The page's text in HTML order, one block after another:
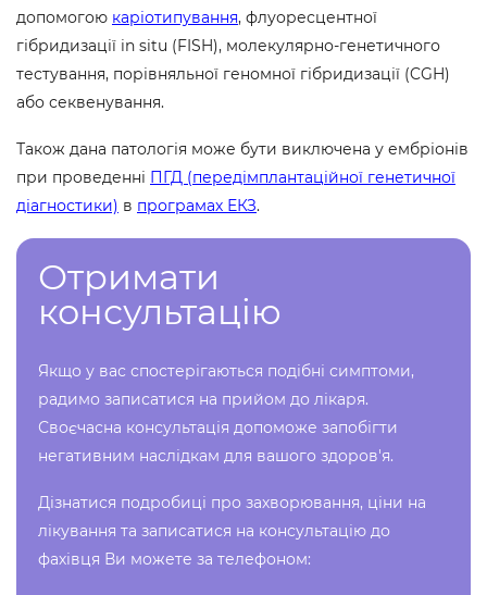
допомогою каріотипування, флуоресцентної
гібридизації in situ (FISH), молекулярно-генетичного
тестування, порівняльної геномної гібридизації (CGH)
або секвенування.
Також дана патологія може бути виключена у ембріонів
при проведенні ПГД (передімплантаційної генетичної
діагностики) в програмах ЕКЗ.
Отримати
консультацію
Якщо у вас спостерігаються подібні симптоми,
радимо записатися на прийом до лікаря.
Своєчасна консультація допоможе запобігти
негативним наслідкам для вашого здоров'я.
Дізнатися подробиці про захворювання, ціни на
лікування та записатися на консультацію до
фахівця Ви можете за телефоном: